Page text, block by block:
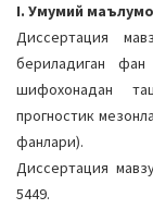
i
g
a
t
i
o
n
I. Умумий
Диссертация
бериладиган
шифохонадан
прогностик
фанлари).
Диссертация
5449.